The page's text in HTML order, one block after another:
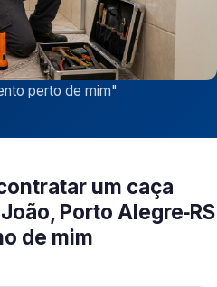
perto de mim"
um caça
Porto Alegre‑RS
de mim